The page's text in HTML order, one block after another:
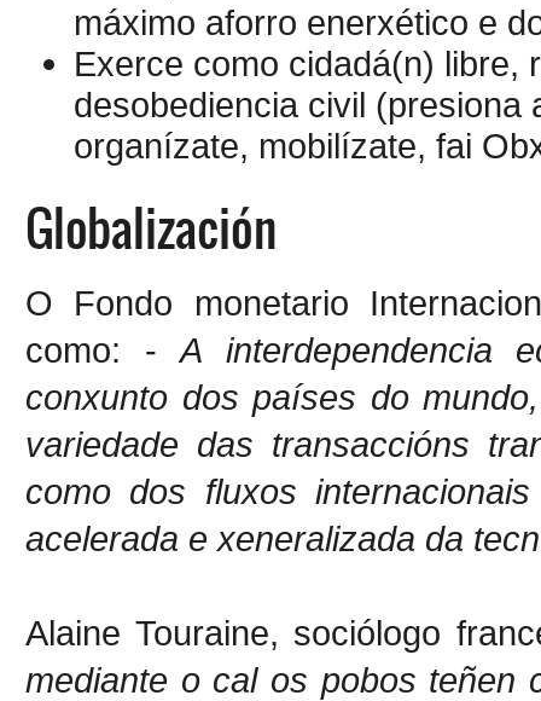
máximo aforro enerxético e
Exerce como cidadá(n) libre,
desobediencia civil (presiona
organízate, mobilízate, fai
Globalización
O Fondo monetario
como: -A interdependencia
conxunto dos países do
variedade das transaccións
como dos fluxos
acelerada e xeneralizada da
Alaine Touraine, sociólogo
mediante o cal os pobos teñen